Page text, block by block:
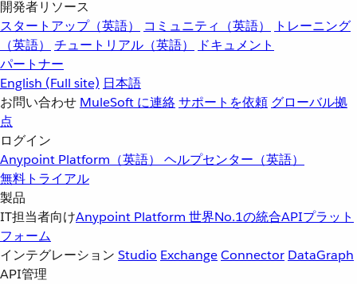
開発者リソース
スタートアップ（英語）
コミュニティ（英語）
トレーニング
（英語）
チュートリアル（英語）
ドキュメント
パートナー
English (Full site) 日本語
お問い合わせ MuleSoft に連絡サポートを依頼 グローバル拠
点
ログイン
Anypoint Platform（英語） ヘルプセンター（英語）
無料トライアル
製品
IT担当者向けAnypoint Platform 世界No.1の統合APIプラット
フォーム
インテグレーション Studio ExchangeConnector DataGraph
API管理